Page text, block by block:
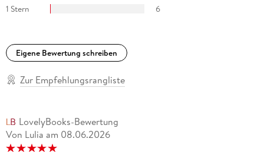
1 Stern
6
Eigene Bewertung schreiben
Zur Empfehlungsrangliste
LovelyBooks-Bewertung
Von Lulia am 08.06.2026